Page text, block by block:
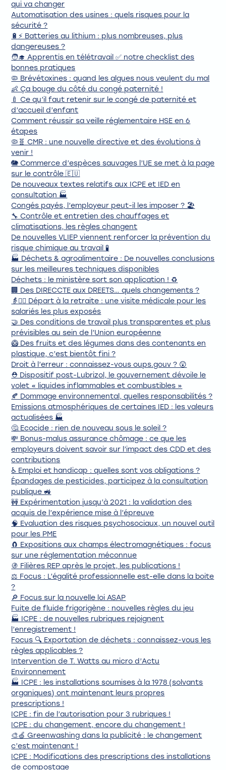
qui va changer
Automatisation des usines : quels risques pour la
sécurité ?
🔋⚡ Batteries au lithium : plus nombreuses, plus
dangereuses ?
🧑‍🎓 Apprentis en télétravail ✅ notre checklist des
bonnes pratiques
🦠 Brévétoxines : quand les algues nous veulent du mal
👶 Ça bouge du côté du congé paternité !
🍼 Ce qu’il faut retenir sur le congé de paternité et
d’accueil d’enfant
Comment réussir sa veille réglementaire HSE en 6
étapes
🦠🧬 CMR : une nouvelle directive et des évolutions à
venir !
🐘 Commerce d’espèces sauvages l’UE se met à la page
sur le contrôle 🇪🇺
De nouveaux textes relatifs aux ICPE et IED en
consultation 🏭
Congés payés, l’employeur peut-il les imposer ? 🏖️
🔧 Contrôle et entretien des chauffages et
climatisations, les règles changent
De nouvelles VLIEP viennent renforcer la prévention du
risque chimique au travail 🧪
🏭 Déchets & agroalimentaire : De nouvelles conclusions
sur les meilleures techniques disponibles
Déchets : le ministère sort son application ! ♻️
🏢 Des DIRECCTE aux DREETS… quels changements ?
👵🧑‍⚕️ Départ à la retraite : une visite médicale pour les
salariés les plus exposés
🤝 Des conditions de travail plus transparentes et plus
prévisibles au sein de l’Union européenne
🥝 Des fruits et des légumes dans des contenants en
plastique, c’est bientôt fini ?
Droit à l’erreur : connaissez-vous oups.gouv ? 😲
⛑️ Dispositif post-Lubrizol, le gouvernement dévoile le
volet « liquides inflammables et combustibles »
🍂 Dommage environnemental, quelles responsabilités ?
Emissions atmosphériques de certaines IED : les valeurs
actualisées 🏭
🤔 Ecocide : rien de nouveau sous le soleil ?
💸 Bonus-malus assurance chômage : ce que les
employeurs doivent savoir sur l’impact des CDD et des
contributions
♿ Emploi et handicap : quelles sont vos obligations ?
Épandages de pesticides, participez à la consultation
publique 🚜
🚧 Expérimentation jusqu’à 2021 : la validation des
acquis de l’expérience mise à l’épreuve
🧠 Evaluation des risques psychosociaux, un nouvel outil
pour les PME
🧲 Expositions aux champs électromagnétiques : focus
sur une réglementation méconnue
🚯 Filières REP après le projet, les publications !
⚖️ Focus : L’égalité professionnelle est-elle dans la boite
?
🔎 Focus sur la nouvelle loi ASAP
Fuite de fluide frigorigène : nouvelles règles du jeu
🏭 ICPE : de nouvelles rubriques rejoignent
l’enregistrement !
Focus 🔍 Exportation de déchets : connaissez-vous les
règles applicables ?
Intervention de T. Watts au micro d’Actu
Environnement
🏭 ICPE : les installations soumises à la 1978 (solvants
organiques) ont maintenant leurs propres
prescriptions !
ICPE : fin de l’autorisation pour 3 rubriques !
ICPE : du changement, encore du changement !
🎨🍏 Greenwashing dans la publicité : le changement
c’est maintenant !
ICPE : Modifications des prescriptions des installations
de compostage